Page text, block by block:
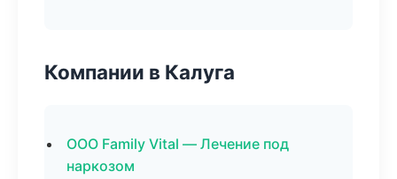
Компании в Калуга
ООО Family Vital — Лечение под
наркозом